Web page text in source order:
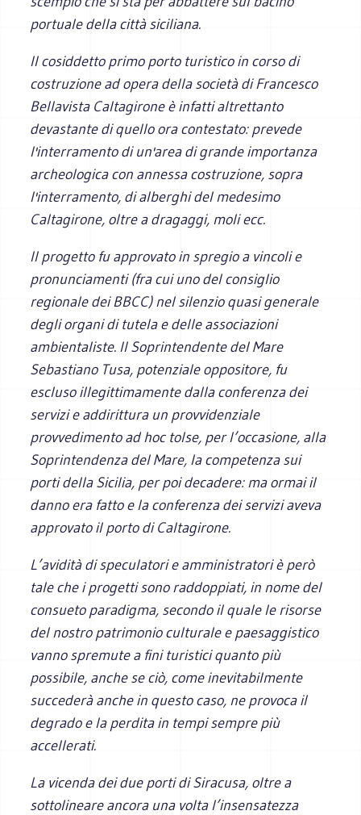
portuale della città siciliana.
Il cosiddetto primo porto turistico in corso di
costruzione ad opera della società di Francesco
Bellavista Caltagirone è infatti altrettanto
devastante di quello ora contestato: prevede
l'interramento di un'area di grande importanza
archeologica con annessa costruzione, sopra
l'interramento, di alberghi del medesimo
Caltagirone, oltre a dragaggi, moli ecc.
Il progetto fu approvato in spregio a vincoli e
pronunciamenti (fra cui uno del consiglio
regionale dei BBCC) nel silenzio quasi generale
degli organi di tutela e delle associazioni
ambientaliste. Il Soprintendente del Mare
Sebastiano Tusa, potenziale oppositore, fu
escluso illegittimamente dalla conferenza dei
servizi e addirittura un provvidenziale
provvedimento ad hoc tolse, per l’occasione, alla
Soprintendenza del Mare, la competenza sui
porti della Sicilia, per poi decadere: ma ormai il
danno era fatto e la conferenza dei servizi aveva
approvato il porto di Caltagirone.
L’avidità di speculatori e amministratori è però
tale che i progetti sono raddoppiati, in nome del
consueto paradigma, secondo il quale le risorse
del nostro patrimonio culturale e paesaggistico
vanno spremute a fini turistici quanto più
possibile, anche se ciò, come inevitabilmente
succederà anche in questo caso, ne provoca il
degrado e la perdita in tempi sempre più
accellerati.
La vicenda dei due porti di Siracusa, oltre a
sottolineare ancora una volta l’insensatezza